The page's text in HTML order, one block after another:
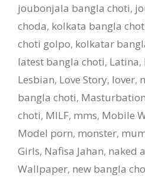
joubonjala bangla choti,
choda, kolkata bangla
choti golpo, kolkatar
latest bangla choti, Latina,
Lesbian, Love Story, lover,
bangla choti, Masturbation
choti, MILF, mms, Mobile
Model porn, monster,
Girls, Nafisa Jahan, naked
Wallpaper, new bangla